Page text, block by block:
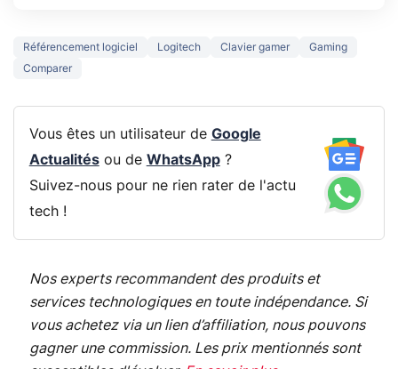
Référencement logiciel Logitech Clavier gamer
Gaming
Comparer
Vous êtes un utilisateur de Google
Actualitésou de WhatsApp?
Suivez-nous pour ne rien rater de l'actu
tech !
Nos experts recommandent des produits et
services technologiques en toute indépendance. Si
vous achetez via un lien d’affiliation, nous pouvons
gagner une commission. Les prix mentionnés sont